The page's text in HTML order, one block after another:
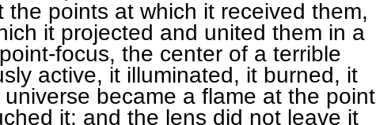
the points at which it received them,
it projected and united them in a
focus, the center of a terrible
active, it illuminated, it burned, it
became a flame at the point
it; and the lens did not leave it